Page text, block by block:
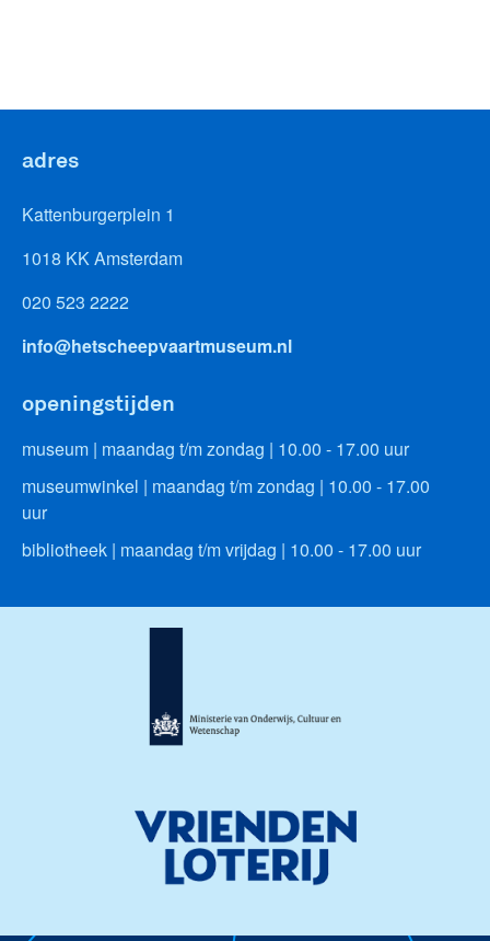
adres
Kattenburgerplein 1
1018 KK Amsterdam
020 523 2222
info@hetscheepvaartmuseum.nl
openingstijden
museum | maandag t/m zondag | 10.00 - 17.00 uur
museumwinkel | maandag t/m zondag | 10.00 - 17.00
uur
bibliotheek | maandag t/m vrijdag | 10.00 - 17.00 uur